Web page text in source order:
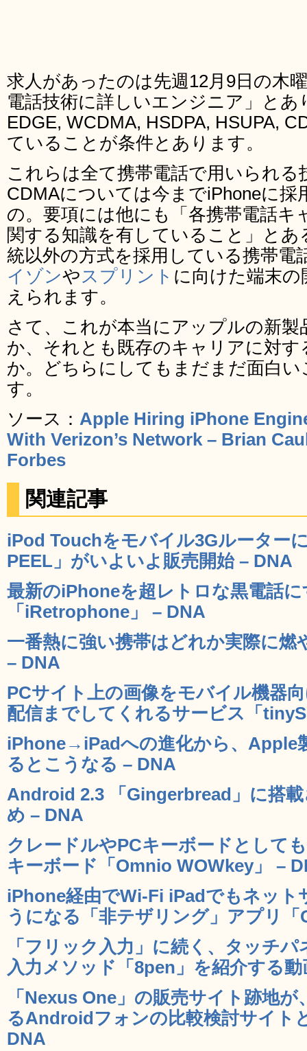
求人があったのは先週12月9日の木
電話技術に詳しいエンジニア」とあ
EDGE, WCDMA, HSDPA, HSUPA,
ていることが条件とあります。
これらは全て携帯電話で用いられる
CDMAについては今までiPhoneに
の。要項には他にも「各携帯電話キ
関する知識を有していること」と
統以外の方式を採用している携帯電
イゾンや スプリント に向けた端末
えられます。
さて、これが本当にアップルの新
か、それとも既存のキャリアに対
か。どちらにしてもまだまだ面白
す。
ソース： Apple Hiring iPhone
With Verizon’s Network – Brian
Forbes
関連記事
iPod Touchをモバイル3Gルーター
PEEL」がいよいよ販売開始 – DNA
最新のiPhoneを超レトロな黒電話
「iRetrophone」 – DNA
一番熱に強い携帯はどれか実際に燃
– DNA
PCサイト上の画像をモバイル機器
配信までしてくれるサービス「
iPhone→iPadへの進化から、Apple
るとこうなる – DNA
Android 2.3 「Gingerbread」に搭
め – DNA
クレードルやPCキーボードとして
キーボード「Omnio WOWkey」 –
iPhone経由でWi-Fi iPadでもネット
うになる「非テザリング」アプリ
「フリック入力」に続く、タッチ
入力メソッド「8pen」を紹介する
「Nexus One」の販売サイト跡地
るAndroidフォンの比較検討サイト
DNA